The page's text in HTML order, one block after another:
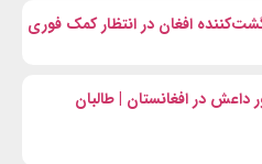
داعش در افغانستان | طالبان